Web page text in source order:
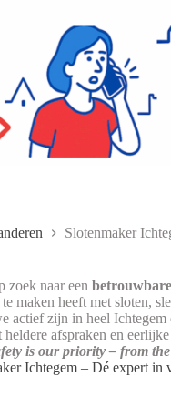
Slotenmaker
zoek naar een
maken heeft met sloten,
actief zijn in heel
heldere afspraken en
is our priority – from
Ichtegem – Dé expert